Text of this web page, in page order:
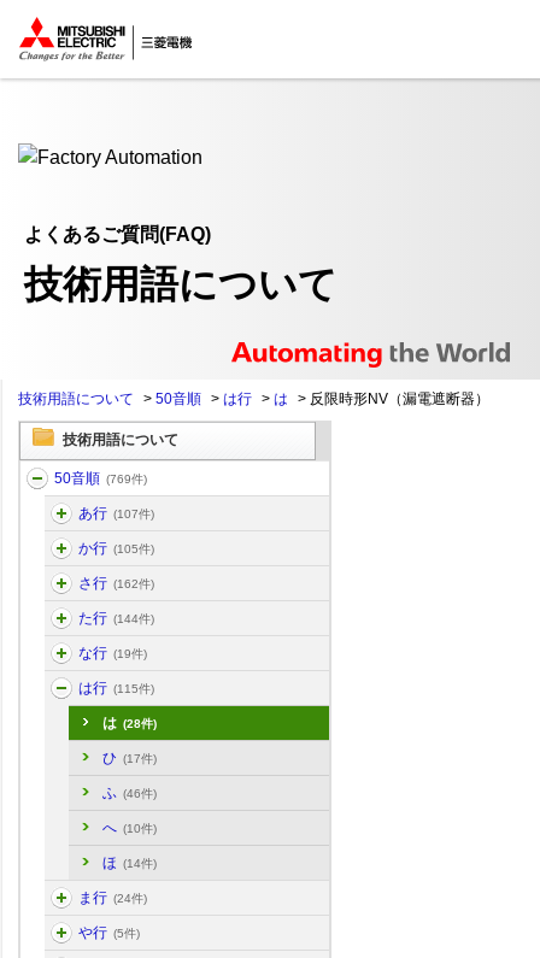
ここから本文
よくあるご質問(FAQ)
技術用語について
技術用語について > 50音順 > は行 > は > 反限時形NV（漏電遮断器）
技術用語について
50音順 (769件)
あ行 (107件)
か行 (105件)
さ行 (162件)
た行 (144件)
な行 (19件)
は行 (115件)
は (28件)
ひ (17件)
ふ (46件)
へ (10件)
ほ (14件)
ま行 (24件)
や行 (5件)